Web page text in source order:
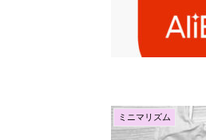
ミニマリズム